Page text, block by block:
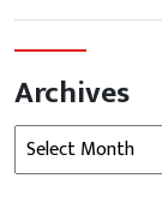
Archives
Archives